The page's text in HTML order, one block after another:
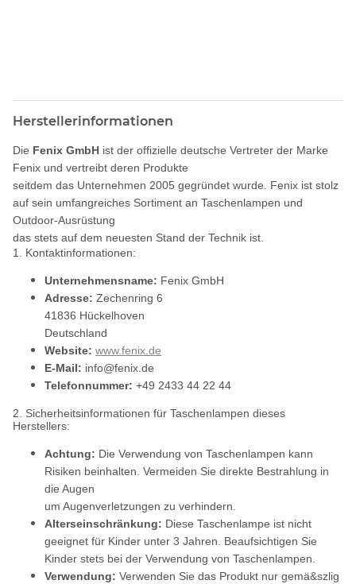
Herstellerinformationen
Die Fenix GmbH ist der offizielle deutsche Vertreter der Marke
Fenix und vertreibt deren Produkte
seitdem das Unternehmen 2005 gegründet wurde. Fenix ist stolz
auf sein umfangreiches Sortiment an Taschenlampen und
Outdoor-Ausrüstung
das stets auf dem neuesten Stand der Technik ist.
1. Kontaktinformationen:
Unternehmensname: Fenix GmbH
Adresse: Zechenring 6
41836 Hückelhoven
Deutschland
Website: www.fenix.de
E-Mail: info@fenix.de
Telefonnummer: +49 2433 44 22 44
2. Sicherheitsinformationen für Taschenlampen dieses
Herstellers:
Achtung: Die Verwendung von Taschenlampen kann
Risiken beinhalten. Vermeiden Sie direkte Bestrahlung in
die Augen
um Augenverletzungen zu verhindern.
Alterseinschränkung: Diese Taschenlampe ist nicht
geeignet für Kinder unter 3 Jahren. Beaufsichtigen Sie
Kinder stets bei der Verwendung von Taschenlampen.
Verwendung: Verwenden Sie das Produkt nur gemä&szlig